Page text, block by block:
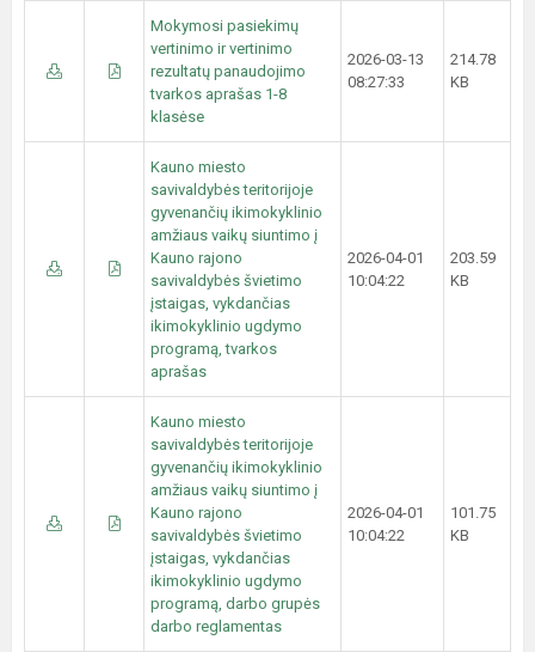
Mokymosi pasiekimų
vertinimo ir vertinimo
rezultatų panaudojimo
tvarkos aprašas 1-8
klasėse
2026-03-13
08:27:33
214.78
KB
Kauno miesto
savivaldybės teritorijoje
gyvenančių ikimokyklinio
amžiaus vaikų siuntimo į
Kauno rajono
savivaldybės švietimo
įstaigas, vykdančias
ikimokyklinio ugdymo
programą, tvarkos
aprašas
2026-04-01
10:04:22
203.59
KB
Kauno miesto
savivaldybės teritorijoje
gyvenančių ikimokyklinio
amžiaus vaikų siuntimo į
Kauno rajono
savivaldybės švietimo
įstaigas, vykdančias
ikimokyklinio ugdymo
programą, darbo grupės
darbo reglamentas
2026-04-01
10:04:22
101.75
KB